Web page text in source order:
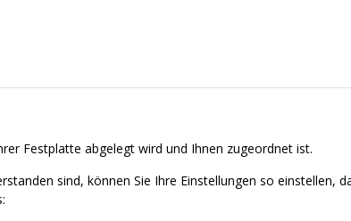
Festplatte abgelegt wird und Ihnen zugeordnet ist.
sind, können Sie Ihre Einstellungen so einstellen,